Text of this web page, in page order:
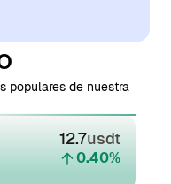
populares de nuestra
12.7usdt
0.40%